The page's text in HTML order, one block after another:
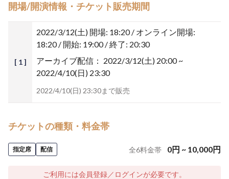
開場/開演情報・チケット販売期間
[ 1 ]
2022/3/12(土) 開場: 18:20 / オンライン開場:
18:20 / 開始: 19:00 / 終了: 20:30
アーカイブ配信： 2022/3/12(土) 20:00 ~
2022/4/10(日) 23:30
2022/4/10(日) 23:30まで販売
チケットの種類・料金帯
指定席 配信 全6料金帯 0円 ~ 10,000円
ご利用には会員登録／ログインが必要です。